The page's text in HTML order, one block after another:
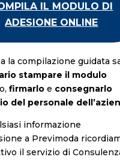
IL MODULO DI
ADESIONE ONLINE
la compilazione guidata
stampare il modulo
firmarloe consegnarlo
del personale
informazione
a Previmoda
il servizio di